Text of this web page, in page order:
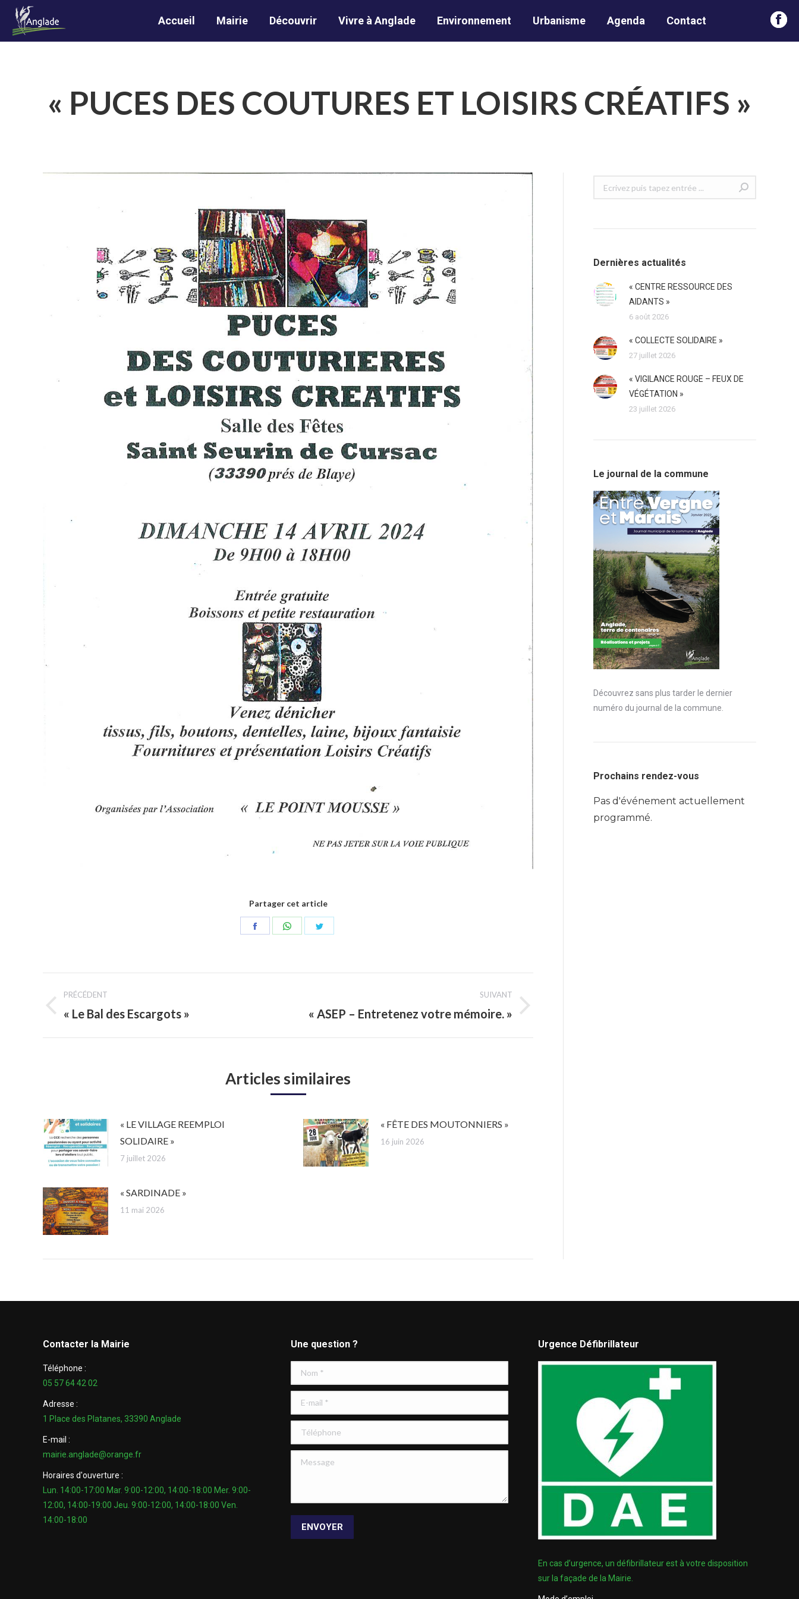
Accueil Mairie Découvrir Vivre à Anglade Environnement Urbanisme Agenda Contact
page
« PUCES DES COUTURES ET LOISIRS CRÉATIFS »
Partager cet article
PartagerPartagerPartager
Navigation
article
PRÉCÉDENT
Article
« Le Bal des Escargots »
SUIVANT
Article
« ASEP – Entretenez votre mémoire. »
Articles similaires
« LE VILLAGE REEMPLOI
SOLIDAIRE »
7 juillet 2026
« FÊTE DES MOUTONNIERS »
16 juin 2026
« SARDINADE »
11 mai 2026
Dernières actualités
« CENTRE RESSOURCE DES
AIDANTS »
6 août 2026
« COLLECTE SOLIDAIRE »
27 juillet 2026
« VIGILANCE ROUGE – FEUX DE
VÉGÉTATION »
23 juillet 2026
Le journal de la commune
Découvrez sans plus tarder le dernier
numéro du journal de la commune.
Prochains rendez-vous
Pas d'événement actuellement
programmé.
Contacter la Mairie
Téléphone :
05 57 64 42 02
Adresse :
1 Place des Platanes, 33390 Anglade
E-mail :
mairie.anglade@orange.fr
Horaires d'ouverture :
Lun. 14:00-17:00 Mar. 9:00-12:00, 14:00-18:00 Mer. 9:00-
12:00, 14:00-19:00 Jeu. 9:00-12:00, 14:00-18:00 Ven.
14:00-18:00
Une question ?
Nom *
E-mail *
Téléphone
Message
ENVOYER
Urgence Défibrillateur
En cas d’urgence, un défibrillateur est à votre disposition
sur la façade de la Mairie.